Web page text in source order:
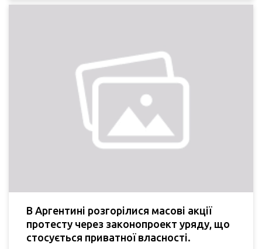
В Аргентині розгорілися масові акції
протесту через законопроект уряду, що
стосується приватної власності.